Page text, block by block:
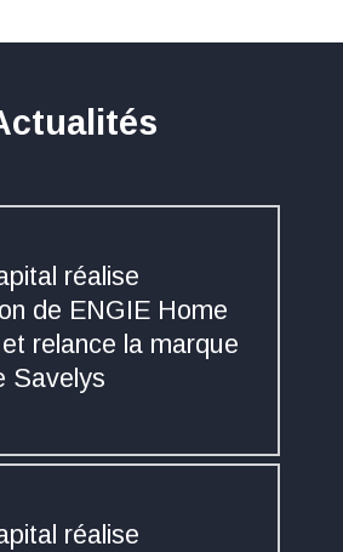
réalise
de ENGIE Home
relance la marque
Savelys
réalise